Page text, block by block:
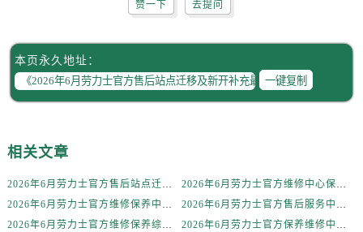
四川省阿坝州市马尔康市团结街劳力士售后服务中心（需提前预约）
四川省巴中市巴州区江北大道劳力士售后服务中心（需提前预约）
赞一下 去提问
本页永久地址：
一键复制
相关文章
2026年6月劳力士官方售后站点迁移及新开补充最终速览
2026年6月劳力士官方维修中心保养业务网点最新变动补充确认稿文件
2026年6月劳力士官方维修保养中心网点迁移及新设告知书
2026年6月劳力士官方售后服务中心（维修保养）调整补充通知（迁址新增）原文发布
2026年6月劳力士官方维修保养综合服务网迁址与新增网点补充公示文件定稿
2026年6月劳力士官方保养维修中心搬迁及新开网点补充最终告知文件